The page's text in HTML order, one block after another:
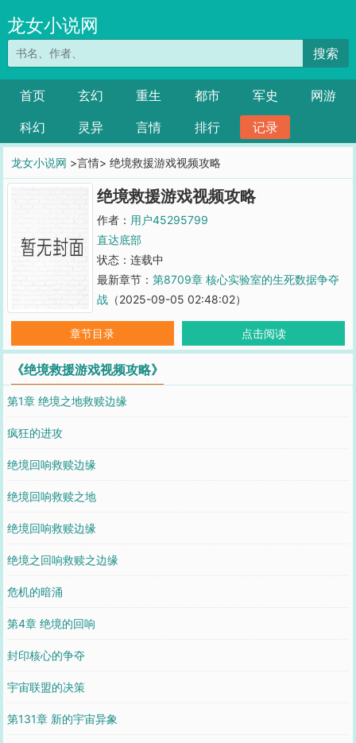
龙女小说网
搜索
首页 玄幻 重生 都市 军史
网游
科幻
灵异 言情 排行 记录
龙女小说网 >言情> 绝境救援游戏视频攻略
绝境救援游戏视频攻略
作者： 用户45295799
直达底部
状态：连载中
最新章节： 第8709章 核心实验室的生死数据争夺
战（2025-09-05 02:48:02）
章节目录 点击阅读
《绝境救援游戏视频攻略》
第1章 绝境之地救赎边缘
疯狂的进攻
绝境回响救赎边缘
绝境回响救赎之地
绝境回响救赎边缘
绝境之回响救赎之边缘
危机的暗涌
第4章 绝境的回响
封印核心的争夺
宇宙联盟的决策
第131章 新的宇宙异象